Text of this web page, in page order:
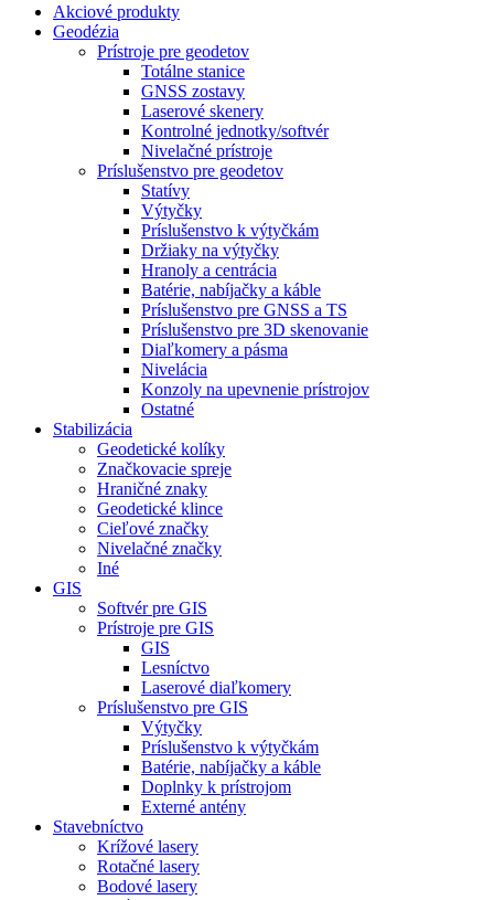
Akciové produkty
Geodézia
Prístroje pre geodetov
Totálne stanice
GNSS zostavy
Laserové skenery
Kontrolné jednotky/softvér
Nivelačné prístroje
Príslušenstvo pre geodetov
Statívy
Výtyčky
Príslušenstvo k výtyčkám
Držiaky na výtyčky
Hranoly a centrácia
Batérie, nabíjačky a káble
Príslušenstvo pre GNSS a TS
Príslušenstvo pre 3D skenovanie
Diaľkomery a pásma
Nivelácia
Konzoly na upevnenie prístrojov
Ostatné
Stabilizácia
Geodetické kolíky
Značkovacie spreje
Hraničné znaky
Geodetické klince
Cieľové značky
Nivelačné značky
Iné
GIS
Softvér pre GIS
Prístroje pre GIS
GIS
Lesníctvo
Laserové diaľkomery
Príslušenstvo pre GIS
Výtyčky
Príslušenstvo k výtyčkám
Batérie, nabíjačky a káble
Doplnky k prístrojom
Externé antény
Stavebníctvo
Krížové lasery
Rotačné lasery
Bodové lasery